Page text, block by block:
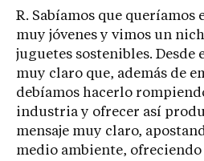
R. Sabíamos que queríamos
muy jóvenes y vimos un
juguetes sostenibles.
muy claro que, además de
debíamos hacerlo
industria y ofrecer así
mensaje muy claro,
medio ambiente,